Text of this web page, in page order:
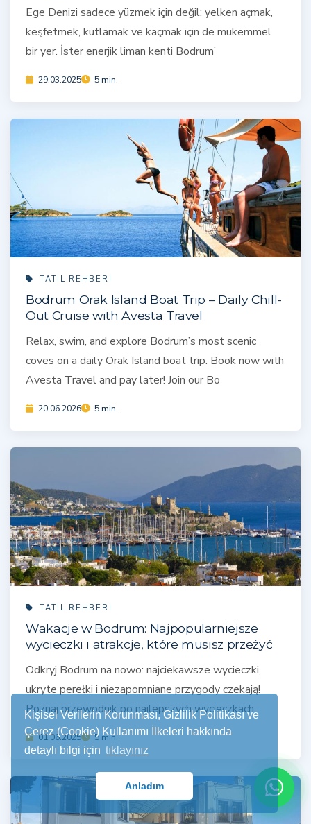
Kişisel Verilerin Korunması, Gizlilik Politikası ve
Çerez (Cookie) Kullanımı İlkeleri hakkında
detaylı bilgi için tıklayınız
Anladım
Ege Denizi sadece yüzmek için değil; yelken açmak,
keşfetmek, kutlamak ve kaçmak için de mükemmel
bir yer. İster enerjik liman kenti Bodrum’
29.03.2025 5 min.
TATIL REHBERI
Bodrum Orak Island Boat Trip – Daily Chill-
Out Cruise with Avesta Travel
Relax, swim, and explore Bodrum’s most scenic
coves on a daily Orak Island boat trip. Book now with
Avesta Travel and pay later! Join our Bo
20.06.2026 5 min.
TATIL REHBERI
Wakacje w Bodrum: Najpopularniejsze
wycieczki i atrakcje, które musisz przeżyć
Odkryj Bodrum na nowo: najciekawsze wycieczki,
ukryte perełki i niezapomniane przygody czekają!
Poznaj przewodnik po najlepszych wycieczkach
01.06.2025 5 min.